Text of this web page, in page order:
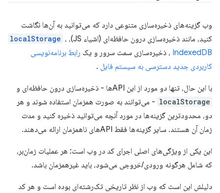
وب گزینه‌های ذخیره‌سازی متنوعی دارد که می‌توانید به آن‌ها نگاشت
کنید، مانند ذخیره‌سازی درون حافظه‌ای (اشیاء JS)،
localStorage ،
IndexedDB ، ذخیره‌سازی سمت سرور و یک رابط برنامه‌نویسی
کاربردی جدید دسترسی به سیستم فایل .
با این حال، تنها دو مورد از این APIها - ذخیره‌سازی درون حافظه‌ای و
localStorage - می‌توانند به صورت همزمان استفاده شوند و هر
دو، محدودترین گزینه‌ها در مورد آنچه می‌توانید ذخیره کنید و مدت
زمان آن هستند. سایر گزینه‌ها فقط APIهای ناهمزمان ارائه می‌دهند.
این یکی از ویژگی‌های اصلی اجرای کد در وب است: هر عملیات زمان‌بر،
که شامل هرگونه ورودی/خروجی می‌شود، باید غیرهمزمان باشد.
دلیلش این است که وب از نظر تاریخی تک‌رشته‌ای بوده است و هر کد